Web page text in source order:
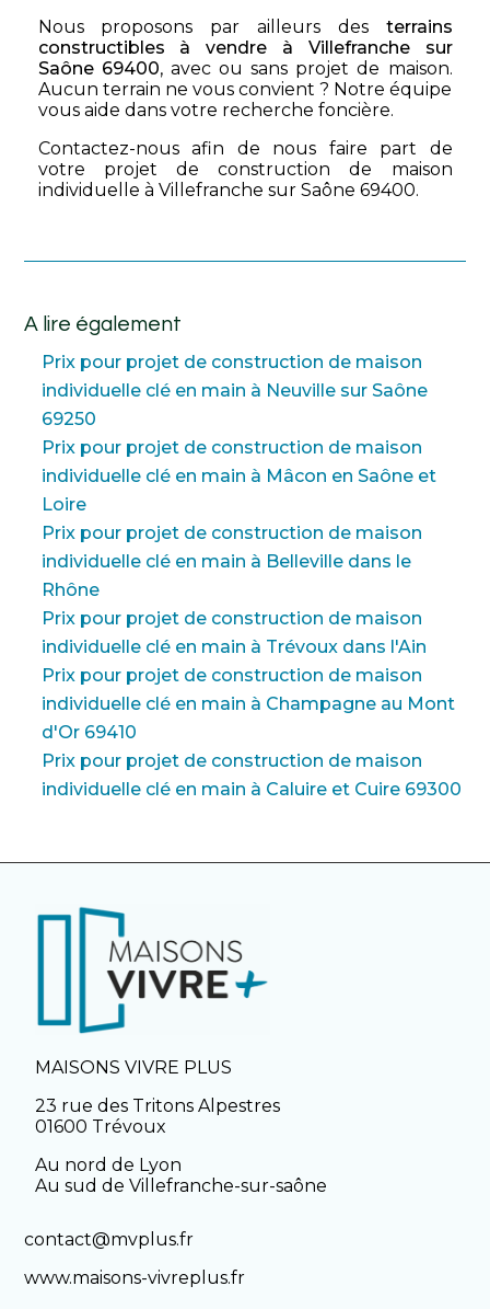
Nous proposons par ailleurs des terrains
constructibles à vendre à Villefranche sur
Saône 69400, avec ou sans projet de maison.
Aucun terrain ne vous convient ? Notre équipe
vous aide dans votre recherche foncière.
Contactez-nous afin de nous faire part de
votre projet de construction de maison
individuelle à Villefranche sur Saône 69400.
A lire également
Prix pour projet de construction de maison
individuelle clé en main à Neuville sur Saône
69250
Prix pour projet de construction de maison
individuelle clé en main à Mâcon en Saône et
Loire
Prix pour projet de construction de maison
individuelle clé en main à Belleville dans le
Rhône
Prix pour projet de construction de maison
individuelle clé en main à Trévoux dans l'Ain
Prix pour projet de construction de maison
individuelle clé en main à Champagne au Mont
d'Or 69410
Prix pour projet de construction de maison
individuelle clé en main à Caluire et Cuire 69300
MAISONS VIVRE PLUS
23 rue des Tritons Alpestres
01600 Trévoux
Au nord de Lyon
Au sud de Villefranche-sur-saône
contact@mvplus.fr
www.maisons-vivreplus.fr